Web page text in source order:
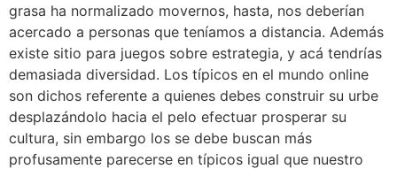
grasa ha normalizado movernos, hasta, nos deberían
acercado a personas que teníamos a distancia. Además
existe sitio para juegos sobre estrategia, y acá tendrí­as
demasiada diversidad. Los típicos en el mundo online
son dichos referente a quienes debes construir su urbe
desplazándolo hacia el pelo efectuar prosperar su
cultura, sin embargo los se debe buscan más
profusamente parecerse en típicos igual que nuestro